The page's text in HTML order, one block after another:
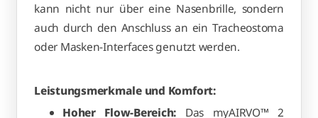
kann nicht nur über eine Nasenbrille, sondern
auch durch den Anschluss an ein Tracheostoma
oder Masken-Interfaces genutzt werden.
Leistungsmerkmale und Komfort:
Hoher Flow-Bereich: Das myAIRVO™ 2